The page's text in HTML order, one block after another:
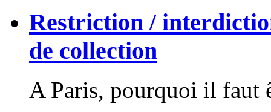
Restriction /
de collection
A Paris, pourquoi il faut